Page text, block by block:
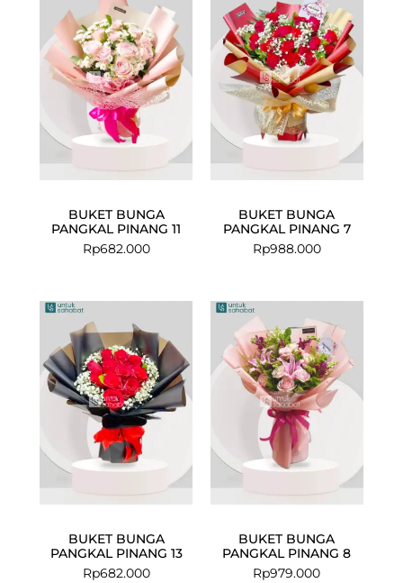
BUKET BUNGA
PANGKAL PINANG 11
Rp682.000
BUKET BUNGA
PANGKAL PINANG 7
Rp988.000
BUKET BUNGA
PANGKAL PINANG 13
Rp682.000
BUKET BUNGA
PANGKAL PINANG 8
Rp979.000